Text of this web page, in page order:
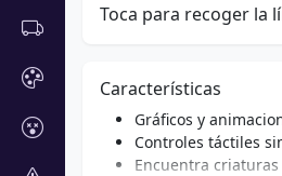
Toca para recoger la
Características
Gráficos y
Controles táctiles
Encuentra